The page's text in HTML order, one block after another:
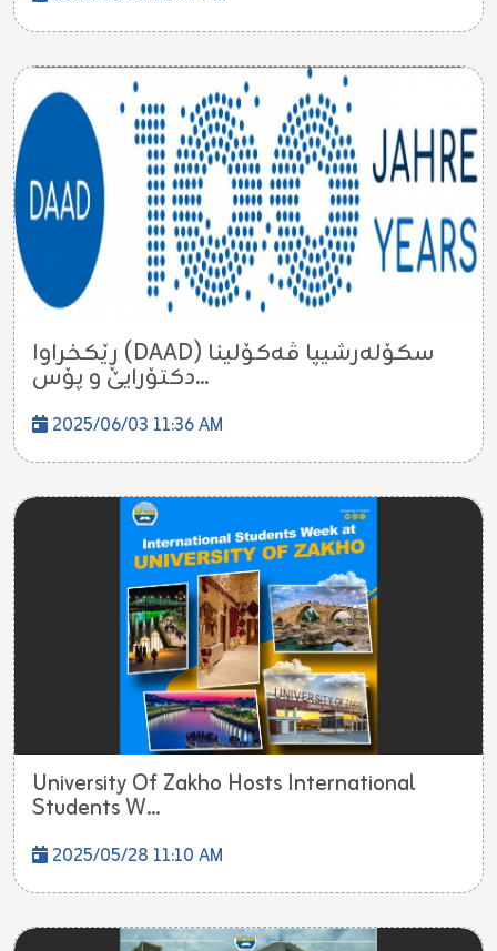
ڕێكخراوا (DAAD) سكۆلەرشیپا ڤەكۆلینا
دكتۆرایێ و پۆس...
2025/06/03 11:36 AM
University Of Zakho Hosts International
Students W...
2025/05/28 11:10 AM